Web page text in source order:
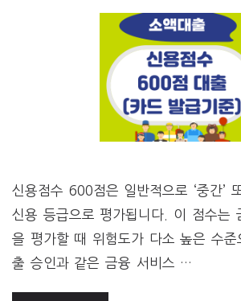
신용점수 600점은 일반적으로 ‘중간’
신용 등급으로 평가됩니다. 이 점수는
을 평가할 때 위험도가 다소 높은 수준
출 승인과 같은 금융 서비스 …